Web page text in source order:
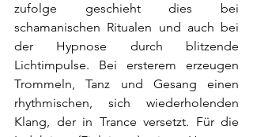
zufolge geschieht dies bei
schamanischen Ritualen und auch bei
der Hypnose durch blitzende
Lichtimpulse. Bei ersterem erzeugen
Trommeln, Tanz und Gesang einen
rhythmischen, sich wiederholenden
Klang, der in Trance versetzt. Für die